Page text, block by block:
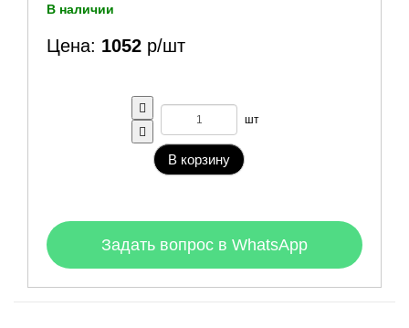
В наличии
Цена: 1052 р/шт
шт
В корзину
Задать вопрос в WhatsApp